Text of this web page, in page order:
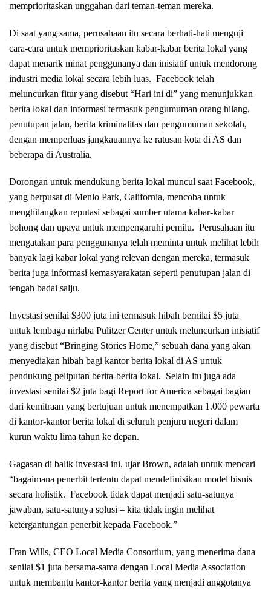
memprioritaskan unggahan dari teman-teman mereka.
Di saat yang sama, perusahaan itu secara berhati-hati menguji
cara-cara untuk memprioritaskan kabar-kabar berita lokal yang
dapat menarik minat penggunanya dan inisiatif untuk mendorong
industri media lokal secara lebih luas. Facebook telah
meluncurkan fitur yang disebut “Hari ini di” yang menunjukkan
berita lokal dan informasi termasuk pengumuman orang hilang,
penutupan jalan, berita kriminalitas dan pengumuman sekolah,
dengan memperluas jangkauannya ke ratusan kota di AS dan
beberapa di Australia.
Dorongan untuk mendukung berita lokal muncul saat Facebook,
yang berpusat di Menlo Park, California, mencoba untuk
menghilangkan reputasi sebagai sumber utama kabar-kabar
bohong dan upaya untuk mempengaruhi pemilu. Perusahaan itu
mengatakan para penggunanya telah meminta untuk melihat lebih
banyak lagi kabar lokal yang relevan dengan mereka, termasuk
berita juga informasi kemasyarakatan seperti penutupan jalan di
tengah badai salju.
Investasi senilai $300 juta ini termasuk hibah bernilai $5 juta
untuk lembaga nirlaba Pulitzer Center untuk meluncurkan inisiatif
yang disebut “Bringing Stories Home,” sebuah dana yang akan
menyediakan hibah bagi kantor berita lokal di AS untuk
pendukung peliputan berita-berita lokal. Selain itu juga ada
investasi senilai $2 juta bagi Report for America sebagai bagian
dari kemitraan yang bertujuan untuk menempatkan 1.000 pewarta
di kantor-kantor berita lokal di seluruh penjuru negeri dalam
kurun waktu lima tahun ke depan.
Gagasan di balik investasi ini, ujar Brown, adalah untuk mencari
“bagaimana penerbit tertentu dapat mendefinisikan model bisnis
secara holistik. Facebook tidak dapat menjadi satu-satunya
jawaban, satu-satunya solusi – kita tidak ingin melihat
ketergantungan penerbit kepada Facebook.”
Fran Wills, CEO Local Media Consortium, yang menerima dana
senilai $1 juta bersama-sama dengan Local Media Association
untuk membantu kantor-kantor berita yang menjadi anggotanya